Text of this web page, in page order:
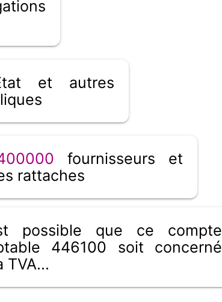
et autres
fournisseurs et
rattaches
possible que ce compte
446100 soit concerné
TVA...